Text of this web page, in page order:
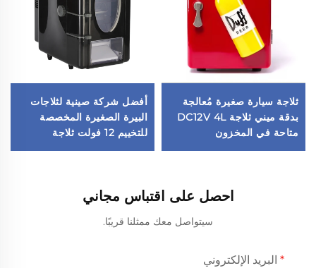
ثلاجة سيارة صغيرة مُعالجة
بدقة ميني ثلاجة DC12V 4L
متاحة في المخزون
أفضل شركة صينية لثلاجات
البيرة الصغيرة المخصصة
للتخييم 12 فولت ثلاجة
السيارة
احصل على اقتباس مجاني
سيتواصل معك ممثلنا قريبًا.
البريد الإلكتروني